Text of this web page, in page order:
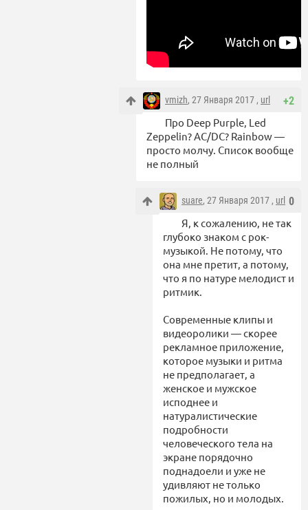
+2
vmizh, 27 Января 2017 , url
Про Deep Purple, Led
Zeppelin? AC/DC? Rainbow —
просто молчу. Список вообще
не полный
0
suare, 27 Января 2017 , url
Я, к сожалению, не так
глубоко знаком с рок-
музыкой. Не потому, что
она мне претит, а потому,
что я по натуре мелодист и
ритмик.
Современные клипы и
видеоролики — скорее
рекламное приложение,
которое музыки и ритма
не предполагает, а
женское и мужское
исподнее и
натуралистические
подробности
человеческого тела на
экране порядочно
поднадоели и уже не
удивляют не только
пожилых, но и молодых.